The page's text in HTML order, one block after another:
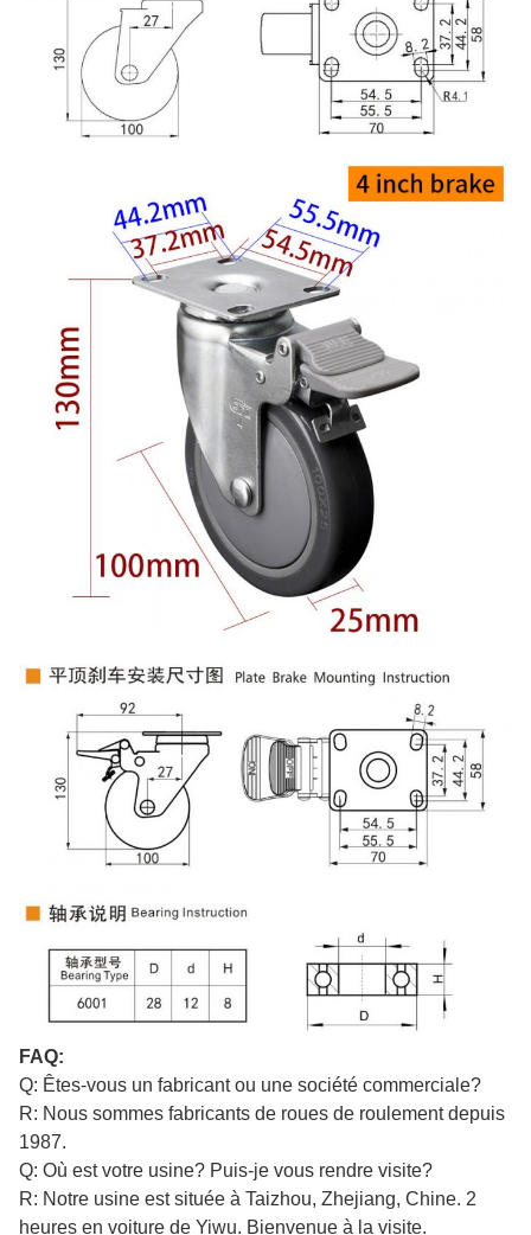
FAQ:
Q: Êtes-vous un fabricant ou une société commerciale?
R: Nous sommes fabricants de roues de roulement depuis
1987.
Q: Où est votre usine? Puis-je vous rendre visite?
R: Notre usine est située à Taizhou, Zhejiang, Chine. 2
heures en voiture de Yiwu. Bienvenue à la visite.